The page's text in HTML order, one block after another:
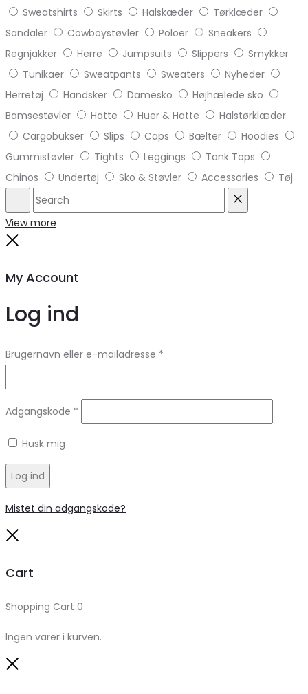
Sweatshirts
Skirts Halskæder
Tørklæder
Sandaler
Cowboystøvler Poloer
Sneakers
Regnjakker
Herre Jumpsuits Slippers
Smykker
Tunikaer
Sweatpants Sweaters
Nyheder
Herretøj
Handsker Damesko
Højhælede sko
Bamsestøvler
Hatte Huer & Hatte
Halstørklæder
Cargobukser
Slips Caps Bælter
Hoodies
Gummistøvler
Tights Leggings
Tank Tops
Chinos
Undertøj Sko & Støvler Accessories Tøj
Search
View more
My Account
Log ind
Brugernavn eller e-mailadresse *
Adgangskode *
Husk mig
Log ind
Mistet din adgangskode?
Cart
Shopping Cart 0
Ingen varer i kurven.